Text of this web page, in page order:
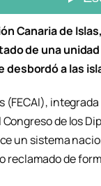
Canaria de
de una
a las
(FECAI),
de los
un sistema
reclamado de